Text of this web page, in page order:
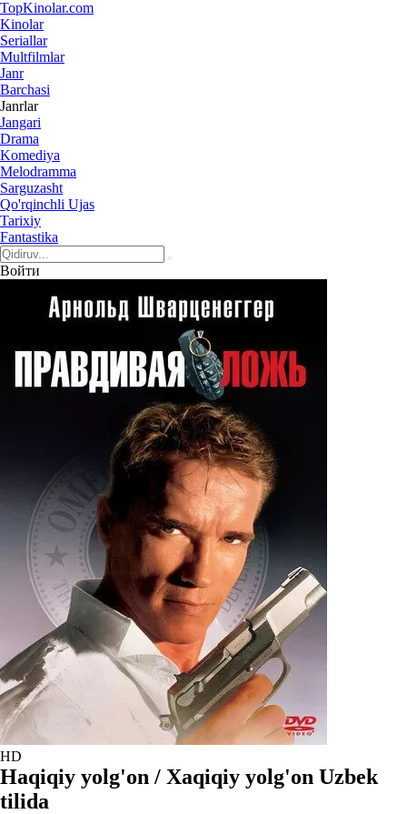
TopKinolar.com
Kinolar
Seriallar
Multfilmlar
Janr
Barchasi
Janrlar
Jangari
Drama
Komediya
Melodramma
Sarguzasht
Qo'rqinchli Ujas
Tarixiy
Fantastika
Войти
HD
Haqiqiy yolg'on / Xaqiqiy yolg'on Uzbek
tilida